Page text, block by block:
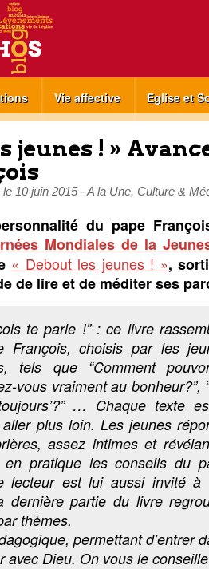
Vie affective Eglise et
jeunes ! »
le 10 juin 2015-A la Une, Culture &
du pape
Mondiales de la
« Debout les jeunes ! »,
de lire et de méditer ses
te parle !” : ce livre
François, choisis par les
tels que “Comment
vous vraiment au bonheur?”,
… Chaque texte
plus loin. Les jeunes
assez intimes et
pratique les conseils du
lecteur est lui aussi invité à
dernière partie du livre
thèmes.
permettant d’entrer
avec Dieu. On vous le